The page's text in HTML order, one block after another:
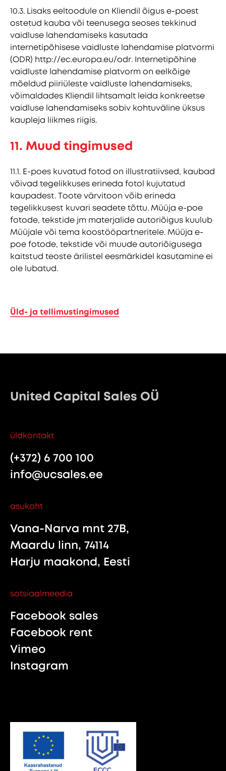
10.3. Lisaks eeltoodule on Kliendil õigus e-poest
ostetud kauba või teenusega seoses tekkinud
vaidluse lahendamiseks kasutada
internetipõhisese vaidluste lahendamise platvormi
(ODR) http://ec.europa.eu/odr. Internetipõhine
vaidluste lahendamise platvorm on eelkõige
mõeldud piiriüleste vaidluste lahendamiseks,
võimaldades Kliendil lihtsamalt leida konkreetse
vaidluse lahendamiseks sobiv kohtuväline üksus
kaupleja liikmes riigis.
11. Muud tingimused
11.1. E-poes kuvatud fotod on illustratiivsed, kaubad
võivad tegelikkuses erineda fotol kujutatud
kaupadest. Toote värvitoon võib erineda
tegelikkusest kuvari seadete tõttu. Müüja e-poe
fotode, tekstide jm materjalide autoriõigus kuulub
Müüjale või tema koostööpartneritele. Müüja e-
poe fotode, tekstide või muude autoriõigusega
kaitstud teoste ärilistel eesmärkidel kasutamine ei
ole lubatud.
Üld- ja tellimustingimused
United Capital Sales OÜ
üldkontakt
(+372) 6 700 100
info@ucsales.ee
asukoht
Vana-Narva mnt 27B,
Maardu linn, 74114
Harju maakond, Eesti
sotsiaalmeedia
Facebook sales
Facebook rent
Vimeo
Instagram